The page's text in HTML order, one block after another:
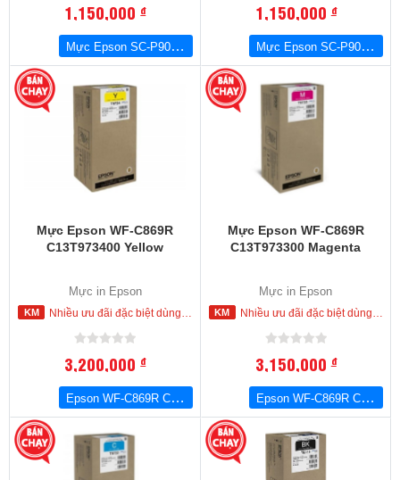
1,150,000đ
Mực Epson SC-P903 CYAN IC 50ML (C13T47E200)
1,150,000đ
Mực Epson SC-P903 PHOTO BLACK IC 50ML (C13T47E100)
Mực Epson WF-C869R
C13T973400 Yellow
Mực in Epson
Nhiều ưu đãi đặc biệt dùng cho khách hàng đặt mua ngay trong hôm nay
3,200,000đ
Epson WF-C869R C13T973400 Yellow
Mực Epson WF-C869R
C13T973300 Magenta
Mực in Epson
Nhiều ưu đãi đặc biệt dùng cho khách hàng đặt mua ngay trong hôm nay
3,150,000đ
Epson WF-C869R C13T973300 Magenta